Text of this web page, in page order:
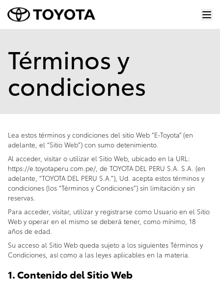
Términos y
condiciones
Lea estos términos y condiciones del sitio Web “E-Toyota” (en
adelante, el “Sitio Web”) con sumo detenimiento.
Al acceder, visitar o utilizar el Sitio Web, ubicado en la URL:
https://e.toyotaperu.com.pe/ , de TOYOTA DEL PERU S.A. S.A. (en
adelante, “TOYOTA DEL PERU S.A.”), Ud. acepta estos términos y
condiciones (los “Términos y Condiciones”) sin limitación y sin
reservas.
Para acceder, visitar, utilizar y registrarse como Usuario en el Sitio
Web y operar en el mismo se deberá tener, como mínimo, 18
años de edad.
Su acceso al Sitio Web queda sujeto a los siguientes Términos y
Condiciones, así como a las leyes aplicables en la materia.
1. Contenido del Sitio Web